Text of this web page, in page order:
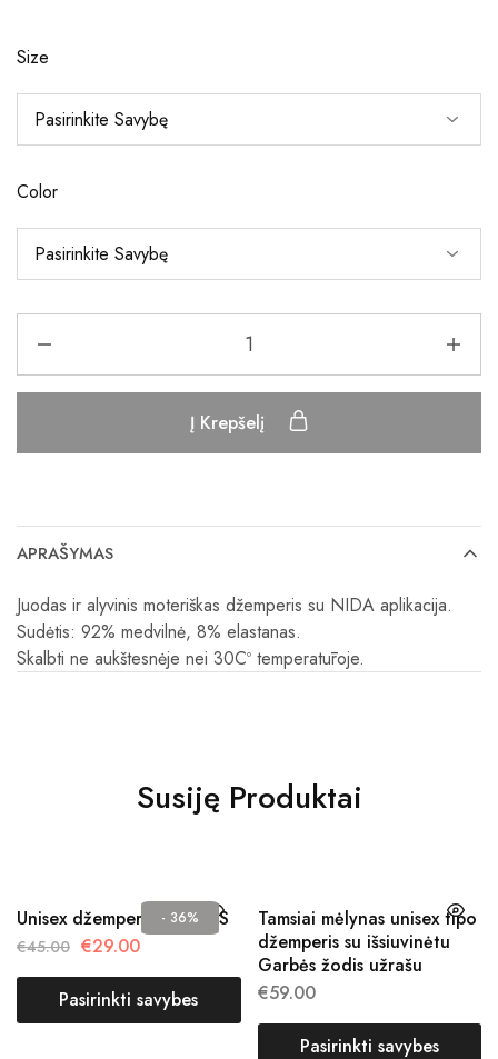
Size
Color
Į Krepšelį
APRAŠYMAS
Juodas ir alyvinis moteriškas džemperis su NIDA aplikacija.
Sudėtis: 92% medvilnė, 8% elastanas.
Skalbti ne aukštesnėje nei 30Cº temperatūroje.
Susiję Produktai
- 36%
Unisex džemperis KAUNAS
€45.00 €29.00
Pasirinkti savybes
Tamsiai mėlynas unisex tipo
džemperis su išsiuvinėtu
Garbės žodis užrašu
€59.00
Pasirinkti savybes